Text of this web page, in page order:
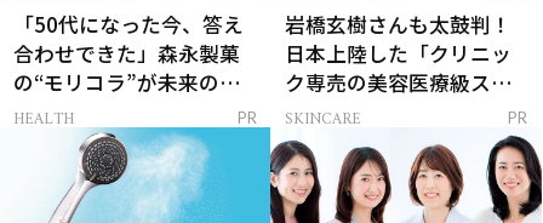
「50代になった今、答え
合わせできた」森永製菓
の“モリコラ”が未来のキ
レイを連れてくる！
HEALTH PR
岩橋玄樹さんも太鼓判！
日本上陸した「クリニッ
ク専売の美容医療級スキ
ンケア」
SKINCARE PR